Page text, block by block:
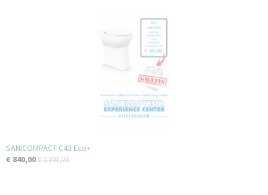
SANICOMPACT C43 Eco+
€ 840,00€ 1.701,26